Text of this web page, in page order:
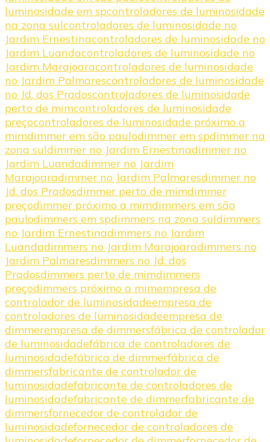
luminosidade em spcontroladores de luminosidade
na zona sulcontroladores de luminosidade no
Jardim Ernestinacontroladores de luminosidade no
Jardim Luandacontroladores de luminosidade no
Jardim Marajoaracontroladores de luminosidade
no Jardim Palmarescontroladores de luminosidade
no Jd. dos Pradoscontroladores de luminosidade
perto de mimcontroladores de luminosidade
preçocontroladores de luminosidade próximo a
mimdimmer em são paulodimmer em spdimmer na
zona suldimmer no Jardim Ernestinadimmer no
Jardim Luandadimmer no Jardim
Marajoaradimmer no Jardim Palmaresdimmer no
Jd. dos Pradosdimmer perto de mimdimmer
preçodimmer próximo a mimdimmers em são
paulodimmers em spdimmers na zona suldimmers
no Jardim Ernestinadimmers no Jardim
Luandadimmers no Jardim Marajoaradimmers no
Jardim Palmaresdimmers no Jd. dos
Pradosdimmers perto de mimdimmers
preçodimmers próximo a mimempresa de
controlador de luminosidadeempresa de
controladores de luminosidadeempresa de
dimmerempresa de dimmersfábrica de controlador
de luminosidadefábrica de controladores de
luminosidadefábrica de dimmerfábrica de
dimmersfabricante de controlador de
luminosidadefabricante de controladores de
luminosidadefabricante de dimmerfabricante de
dimmersfornecedor de controlador de
luminosidadefornecedor de controladores de